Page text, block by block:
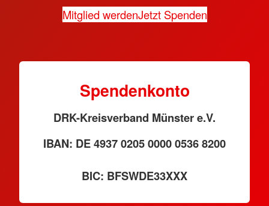
Mitglied werdenJetzt Spenden
Spendenkonto
DRK-Kreisverband Münster e.V.
IBAN: DE 4937 0205 0000 0536 8200
BIC: BFSWDE33XXX